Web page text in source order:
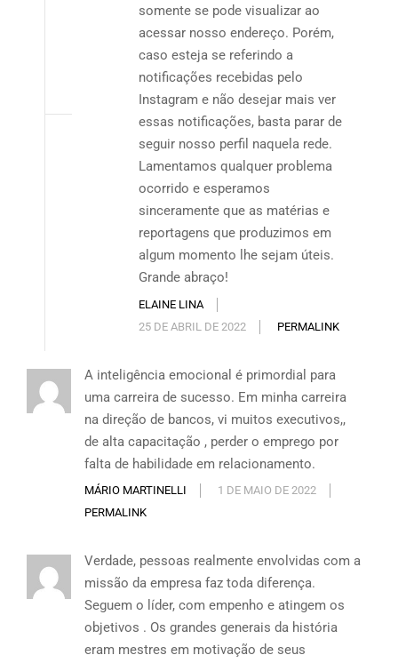
somente se pode visualizar ao
acessar nosso endereço. Porém,
caso esteja se referindo a
notificações recebidas pelo
Instagram e não desejar mais ver
essas notificações, basta parar de
seguir nosso perfil naquela rede.
Lamentamos qualquer problema
ocorrido e esperamos
sinceramente que as matérias e
reportagens que produzimos em
algum momento lhe sejam úteis.
Grande abraço!
ELAINE LINA
25 DE ABRIL DE 2022
PERMALINK
A inteligência emocional é primordial para
uma carreira de sucesso. Em minha carreira
na direção de bancos, vi muitos executivos,,
de alta capacitação , perder o emprego por
falta de habilidade em relacionamento.
MÁRIO MARTINELLI
1 DE MAIO DE 2022
PERMALINK
Verdade, pessoas realmente envolvidas com a
missão da empresa faz toda diferença.
Seguem o líder, com empenho e atingem os
objetivos . Os grandes generais da história
eram mestres em motivação de seus